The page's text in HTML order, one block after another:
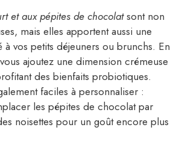
et aux pépites de chocolatsont non
mais elles apportent aussi une
à vos petits déjeuners ou brunchs. En
ajoutez une dimension crémeuse
des bienfaits probiotiques.
faciles à personnaliser :
les pépites de chocolat par
noisettes pour un goût encore plus